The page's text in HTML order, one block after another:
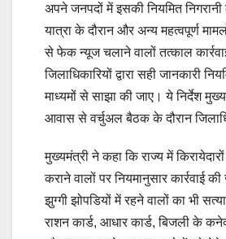
अपने जनपदों में इसकी नियमित निगरानी
यात्रा के दौरान और अन्य महत्वपूर्ण
से फेक न्यूज चलाने वालों तत्काल
जिलाधिकारियों द्वारा सही जानकारी
माध्यमों से साझा की जाए। ये निर्देश
आवास से वर्चुअल बैठक के दौरान
मुख्यमंत्री ने कहा कि राज्य में
कराने वालों पर नियमानुसार कार्रवाई
झुग्गी झोपडियों में रहने वालों का भी
राशन कार्ड, आधार कार्ड, बिजली के